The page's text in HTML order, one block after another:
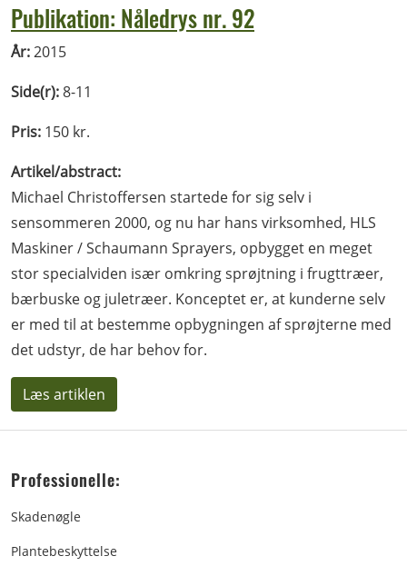
Publikation: Nåledrys nr. 92
År:2015
Side(r):8-11
Pris: 150 kr.
Artikel/abstract:
Michael Christoffersen startede for sig selv i
sensommeren 2000, og nu har hans virksomhed, HLS
Maskiner / Schaumann Sprayers, opbygget en meget
stor specialviden især omkring sprøjtning i frugttræer,
bærbuske og juletræer. Konceptet er, at kunderne selv
er med til at bestemme opbygningen af sprøjterne med
det udstyr, de har behov for.
Læs artiklen
Professionelle:
Skadenøgle
Plantebeskyttelse